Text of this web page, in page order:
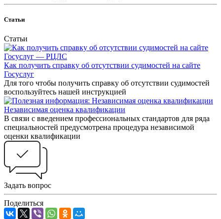
Статьи
Статьи
Как получить справку об отсутствии судимостей на сайте
Госуслуг
Для того чтобы получить справку об отсутствии судимостей
воспользуйтесь нашей инструкцией
Независимая оценка квалификации
В связи с введением профессиональных стандартов для ряда
специальностей предусмотрена процедура независимой
оценки квалификации
Задать вопрос
Поделиться